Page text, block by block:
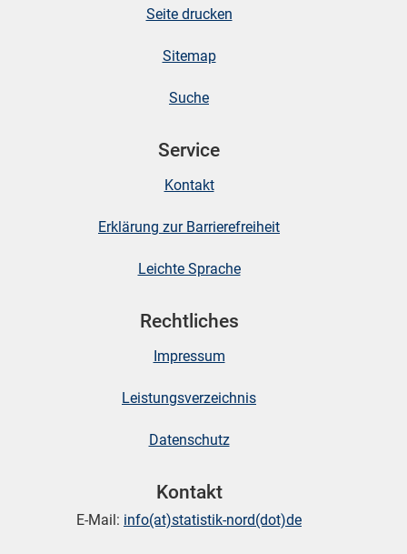
Seite drucken
Sitemap
Suche
Service
Kontakt
Erklärung zur Barrierefreiheit
Leichte Sprache
Rechtliches
Impressum
Leistungsverzeichnis
Datenschutz
Kontakt
E-Mail: info(at)statistik-nord(dot)de